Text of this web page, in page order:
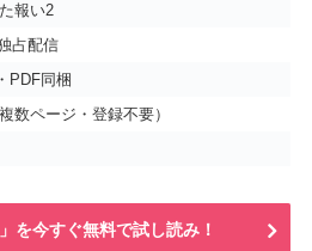
報い2
占配信
PDF同梱
数ページ・登録不要）
を今すぐ無料で試し読み！